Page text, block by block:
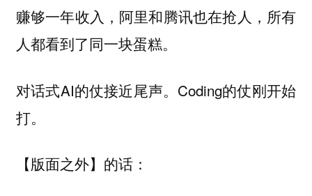
赚够一年收入，阿里和腾讯也在抢人，所有
人都看到了同一块蛋糕。
对话式AI的仗接近尾声。Coding的仗刚开始
打。
【版面之外】的话：